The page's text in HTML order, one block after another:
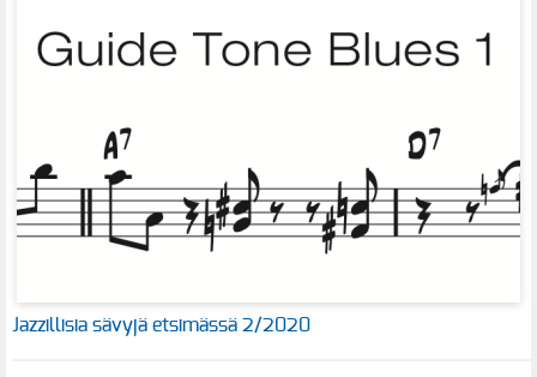
Jazzillisia sävyjä etsimässä 2/2020